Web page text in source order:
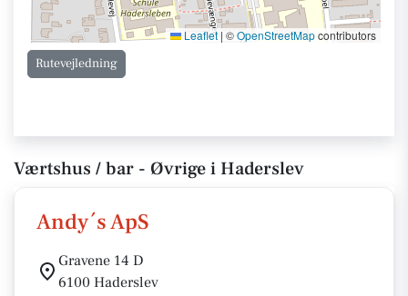
Leaflet | ©OpenStreetMapcontributors
Rutevejledning
Værtshus / bar - Øvrige i Haderslev
Andy´s ApS
Gravene 14 D
6100 Haderslev